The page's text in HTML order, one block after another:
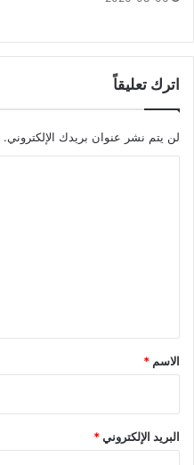
اترك تعليقاً
لن يتم نشر عنوان بريدك الإلكتروني.
*
الاسم *
البريد الإلكتروني*